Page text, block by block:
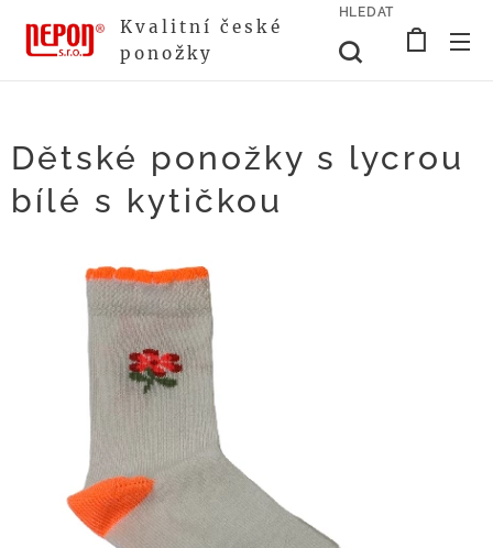
Kvalitní české
ponožky
HLEDAT
Dětské ponožky s lycrou
bílé s kytičkou